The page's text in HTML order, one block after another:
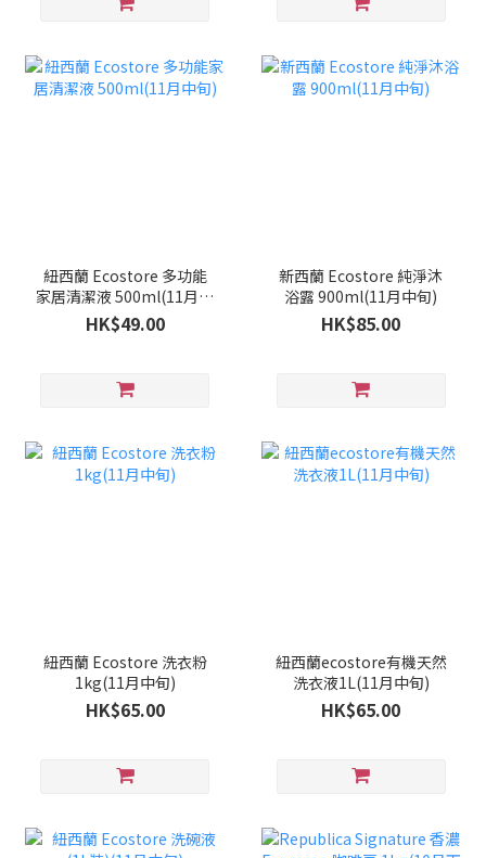
紐西蘭 Ecostore 多功能
家居清潔液 500ml(11月中
旬)
HK$49.00
新西蘭 Ecostore 純淨沐
浴露 900ml(11月中旬)
HK$85.00
紐西蘭 Ecostore 洗衣粉
1kg(11月中旬)
HK$65.00
紐西蘭ecostore有機天然
洗衣液1L(11月中旬)
HK$65.00